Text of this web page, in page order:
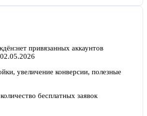
нет привязанных аккаунтов
02.05.2026
увеличение конверсии, полезные
бесплатных заявок